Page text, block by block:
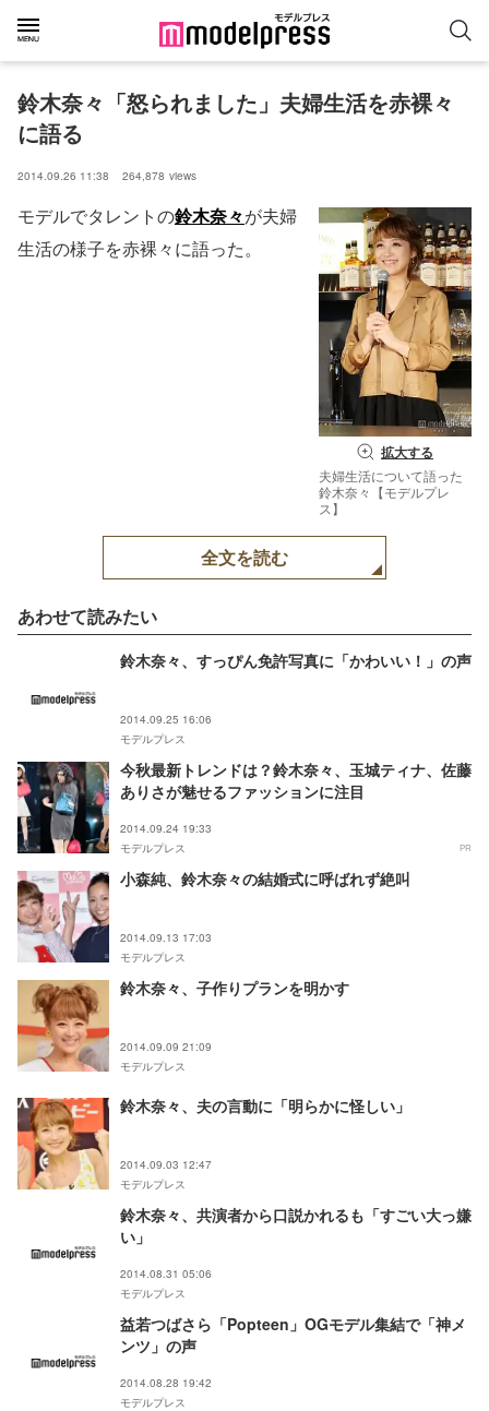
鈴木奈々「怒られました」夫婦生活を赤裸々
に語る
2014.09.26 11:38 264,878 views
拡大する
夫婦生活について語った
鈴木奈々【モデルプレ
ス】
モデルでタレントの鈴木奈々が夫婦
生活の様子を赤裸々に語った。
全文を読む
あわせて読みたい
鈴木奈々、すっぴん免許写真に「かわいい！」の声
2014.09.25 16:06
モデルプレス
今秋最新トレンドは？鈴木奈々、玉城ティナ、佐藤
ありさが魅せるファッションに注目
2014.09.24 19:33
モデルプレス
PR
小森純、鈴木奈々の結婚式に呼ばれず絶叫
2014.09.13 17:03
モデルプレス
鈴木奈々、子作りプランを明かす
2014.09.09 21:09
モデルプレス
鈴木奈々、夫の言動に「明らかに怪しい」
2014.09.03 12:47
モデルプレス
鈴木奈々、共演者から口説かれるも「すごい大っ嫌
い」
2014.08.31 05:06
モデルプレス
益若つばさら「Popteen」OGモデル集結で「神メ
ンツ」の声
2014.08.28 19:42
モデルプレス